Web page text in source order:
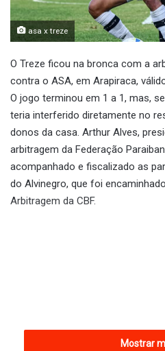
asa x treze
O Treze ficou na bronca com a
contra o ASA, em Arapiraca,
O jogo terminou em 1 a 1, mas,
teria interferido diretamente no
donos da casa. Arthur Alves,
arbitragem da Federação
acompanhado e fiscalizado as
do Alvinegro, que foi
Arbitragem da CBF.
Mostrar